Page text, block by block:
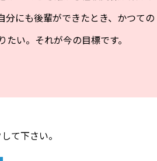
分にも後輩ができたとき、かつての
い。それが今の目標です。
て下さい。